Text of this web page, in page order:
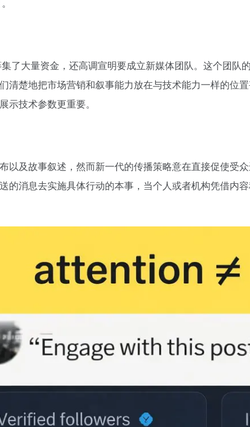
了大量资金，还高调宣明要成立新媒体团队。这个团
清楚地把市场营销和叙事能力放在与技术能力一样的位
示技术参数更重要。
以及故事叙述，然而新一代的传播策略意在直接促使受
的消息去实施具体行动的本事，当个人或者机构凭借内